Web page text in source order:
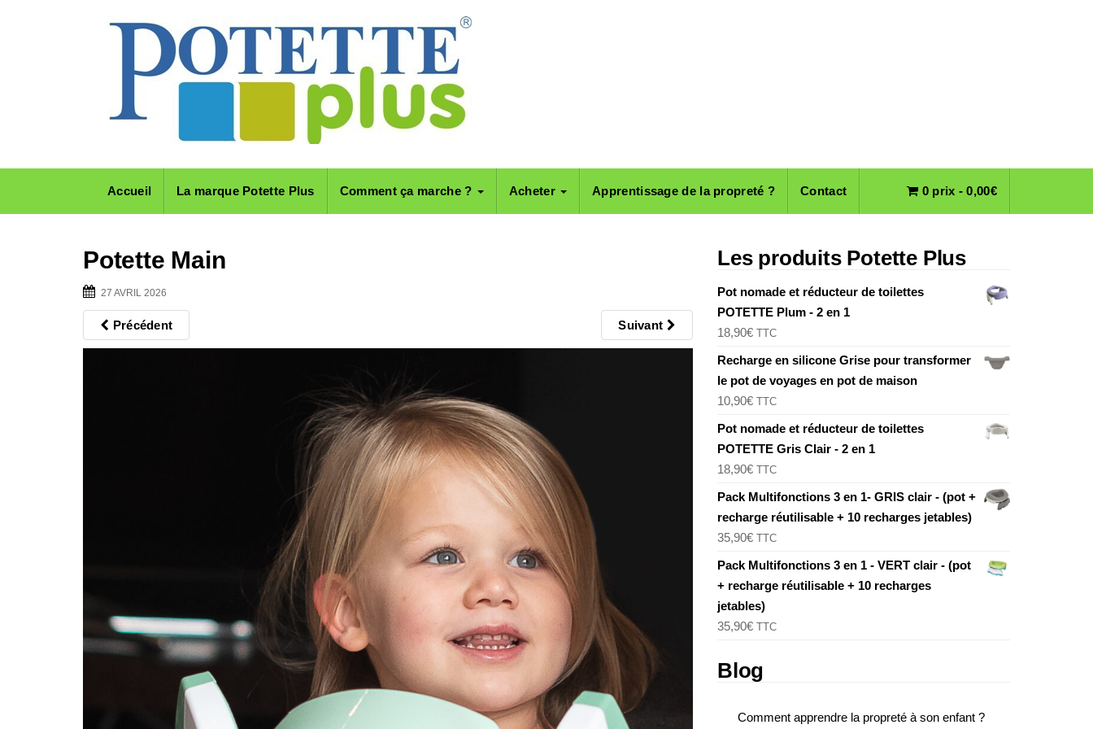
Accueil La marque Potette Plus Comment ça marche ? Acheter Apprentissage de la propreté ? Contact 0 prix -0,00€
Potette Main
27 AVRIL 2026
Précédent Suivant
Les produits Potette Plus
Pot nomade et réducteur de toilettes
POTETTE Plum - 2 en 1
18,90€ TTC
Recharge en silicone Grise pour transformer
le pot de voyages en pot de maison
10,90€ TTC
Pot nomade et réducteur de toilettes
POTETTE Gris Clair - 2 en 1
18,90€ TTC
Pack Multifonctions 3 en 1- GRIS clair - (pot +
recharge réutilisable + 10 recharges jetables)
35,90€ TTC
Pack Multifonctions 3 en 1 - VERT clair - (pot
+ recharge réutilisable + 10 recharges
jetables)
35,90€ TTC
Blog
Comment apprendre la propreté à son enfant ?